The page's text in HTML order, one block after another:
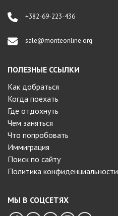
+382-69-223-436
sale@monteonline.org
ПОЛЕЗНЫЕ ССЫЛКИ
Как добраться
Когда поехать
Где отдохнуть
Чем заняться
Что попробовать
Иммиграция
Поиск по сайту
Политика конфиденциальности
МЫ В СОЦСЕТЯХ